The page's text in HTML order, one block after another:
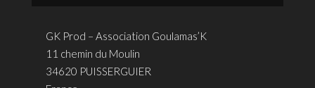
GK Prod – Association Goulamas’K
11 chemin du Moulin
34620 PUISSERGUIER